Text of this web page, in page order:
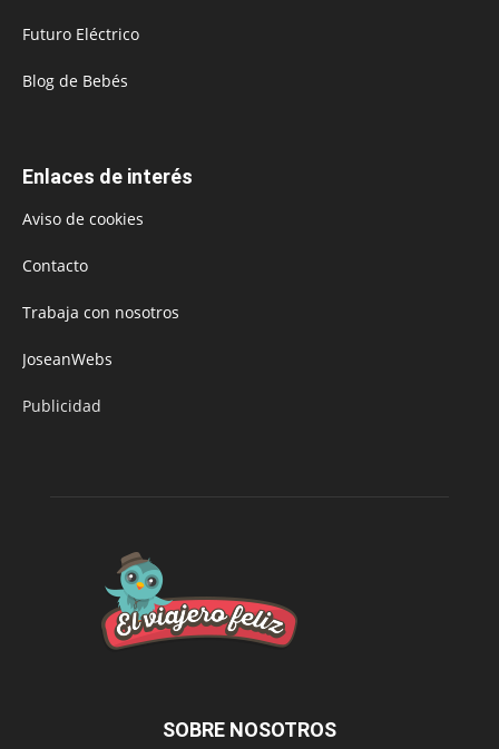
Futuro Eléctrico
Blog de Bebés
Enlaces de interés
Aviso de cookies
Contacto
Trabaja con nosotros
JoseanWebs
Publicidad
SOBRE NOSOTROS